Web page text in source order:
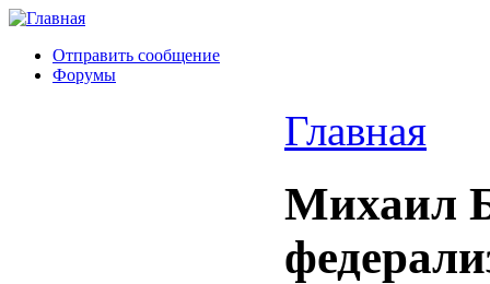
Отправить сообщение
Форумы
Главная
Михаил